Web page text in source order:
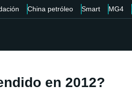
China petróleo Smart MG4
en 2012?